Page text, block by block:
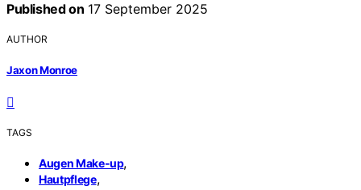
Published on 17 September 2025
AUTHOR
Jaxon Monroe
TAGS
Augen Make-up,
Hautpflege,